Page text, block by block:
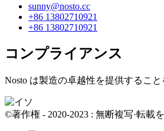
sunny@nosto.cc
+86 13802710921
+86 13802710921
コンプライアンス
Nosto は製造の卓越性を提供すること
©著作権 - 2020-2023 : 無断複写·転載